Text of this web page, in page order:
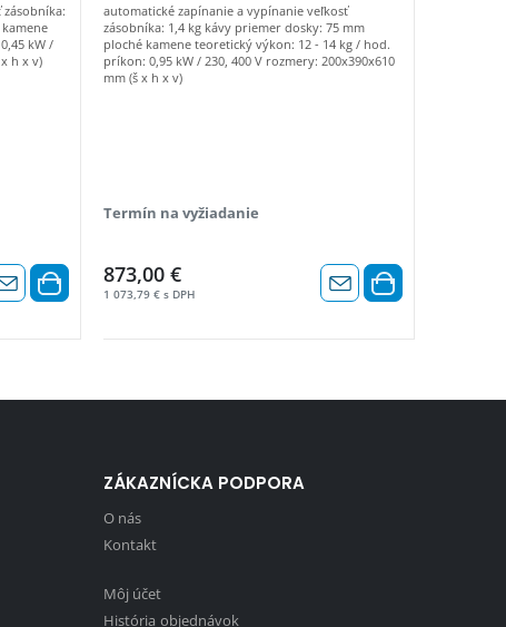
kW /
h x v)
automatické zapínanie a vypínanie veľkosť
zásobníka: 1,4 kg kávy priemer dosky: 75 mm
ploché kamene teoretický výkon: 12 - 14 kg / hod.
príkon: 0,95 kW / 230, 400 V rozmery: 200x390x610
mm (š x h x v)
Termín na vyžiadanie
873,00 €
1 073,79 € s DPH
ZÁKAZNÍCKA PODPORA
O nás
Kontakt
Môj účet
História objednávok